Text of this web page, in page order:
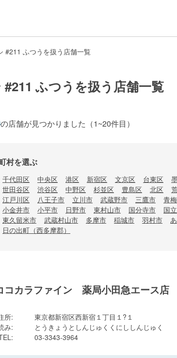
#211 ふつうを扱う店舗一覧
ふつうを扱う店舗一覧
の店舗が見つかりました （1~20件目）
村を選ぶ
千代田区 中央区 港区 新宿区 文京区 台東区
世田谷区
渋谷区 中野区 杉並区 豊島区 北区
江戸川区
八王子市 立川市 武蔵野市 三鷹市
青
小金井市
小平市 日野市 東村山市 国分寺市
国
東久留米市
武蔵村山市 多摩市 稲城市 羽村市
日の出町（西多摩郡）
コカラファイン 薬局小田急エース店
所:
東京都新宿区西新宿１丁目１?１
み:
とうきょうとしんじゅくくにししんじゅく
: 03-3343-3964